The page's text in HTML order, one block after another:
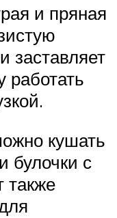
и пряная
заставляет
работать
кушать
булочки с
также